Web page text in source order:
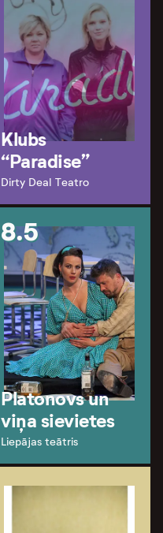
Klubs
“Paradise”
Dirty Deal Teatro
8.5
Platonovs un
viņa sievietes
Liepājas teātris